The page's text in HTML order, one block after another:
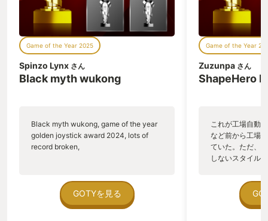
Game of the Year 2025
Spinzo Lynx さん
Black myth wukong
Black myth wukong, game of the year
golden joystick award 2024, lots of
record broken,
GOTYを見る
Game of the Year
Zuzunpa さん
ShapeHero
これが工場自動
など前から工場
ていた。ただ、
しないスタイル
ていた。 ただ
在を知ってから
う。気になる。